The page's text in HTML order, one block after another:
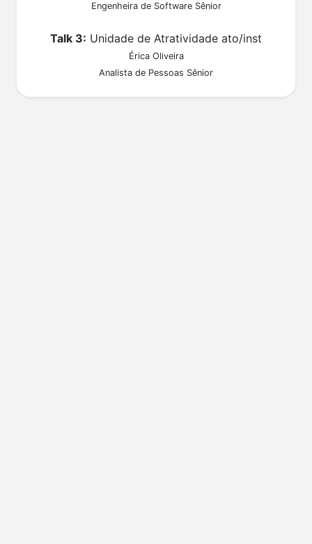
Engenheira de Software Sênior
Talk 3: Unidade de Atratividade ato/inst
Érica Oliveira
Analista de Pessoas Sênior